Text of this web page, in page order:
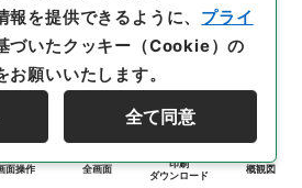
面操作 全画面
印刷
ダウンロード
概観図
を提供できるように、 プライ
づいたクッキー（Cookie）の
願いいたします。
全て同意